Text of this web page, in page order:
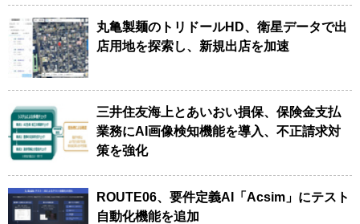
丸亀製麺のトリドールHD、衛星データで出
店用地を探索し、新規出店を加速
三井住友海上とあいおい損保、保険金支払
業務にAI画像検知機能を導入、不正請求対
策を強化
ROUTE06、要件定義AI「Acsim」にテスト
自動化機能を追加